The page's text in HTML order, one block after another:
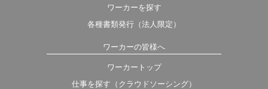
ワーカーを探す
各種書類発行（法人限定）
ワーカーの皆様へ
ワーカートップ
仕事を探す（クラウドソーシング）